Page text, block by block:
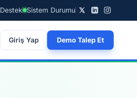
Destek Sistem Durumu
Giriş Yap Demo Talep Et